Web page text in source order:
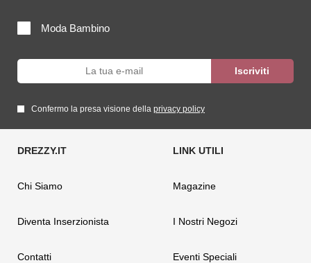
Moda Bambino
Confermo la presa visione della privacy policy
Chi Siamo
Diventa Inserzionista
Contatti
Magazine
I Nostri Negozi
Eventi Speciali